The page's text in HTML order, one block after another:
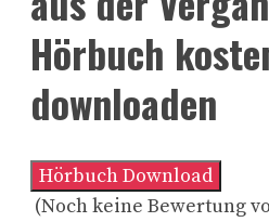
Hörbuch
downloaden
Hörbuch Download
(Noch keine Bewertung